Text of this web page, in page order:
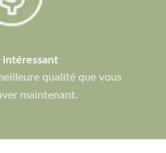
intéressant
qualité que vous
maintenant.